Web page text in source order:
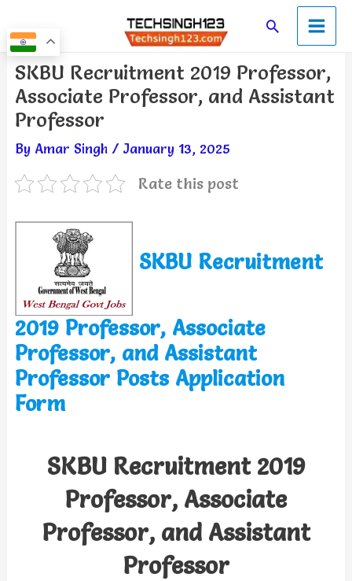
to
content
SearchMain
Menu
SKBU Recruitment 2019 Professor,
Associate Professor, and Assistant
Professor
By Amar Singh / January 13, 2025
Rate this post
SKBU Recruitment
2019 Professor, Associate
Professor, and Assistant
Professor Posts Application
Form
SKBU Recruitment 2019
Professor, Associate
Professor, and Assistant
Professor
Post
navigation